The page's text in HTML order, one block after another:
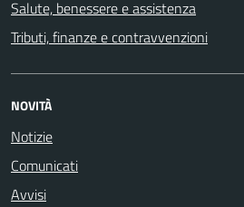
Salute, benessere e assistenza
Tributi, finanze e contravvenzioni
NOVITÀ
Notizie
Comunicati
Avvisi